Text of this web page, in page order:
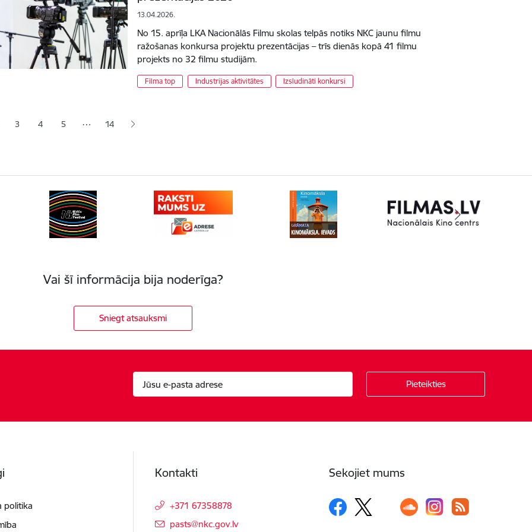
13.04.2026.
No 15. aprīļa LKA Nacionālās Filmu skolas telpās notiks NKC jaunu filmu
ražošanas konkursa projektu prezentācijas – trīs dienās kopā 41 filmu
projekts no 32 filmu studijām.
Filma top Industrijas aktivitātes Izsludināti konkursi
lapaLapa
3 Lapa
4 Lapa
5 … 14
Vai šī informācija bija noderīga?
Sniegt atsauksmi
politika
Kontakti
+371 67358878
E-pasts:
pasts@nkc.gov.lv
Sekojiet mums